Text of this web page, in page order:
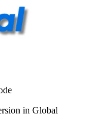
in Global